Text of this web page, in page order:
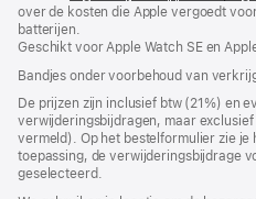
venster
over de kosten die Apple vergoedt
batterijen.
Geschikt voor Apple Watch SE en
Bandjes onder voorbehoud van
De prijzen zijn inclusief btw (21%) en
verwijderingsbijdragen, maar
vermeld). Op het bestelformulier zie
toepassing, de verwijderingsbijdrage
geselecteerd.